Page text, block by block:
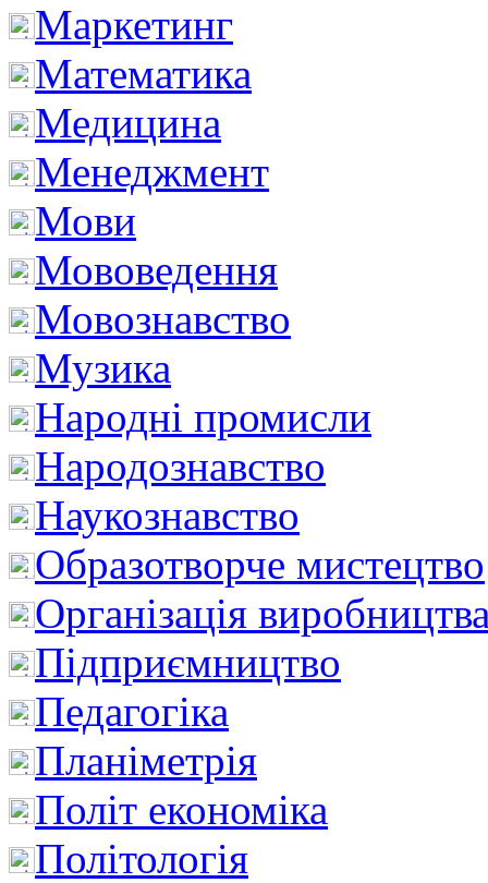
Маркетинг
Математика
Медицина
Менеджмент
Мови
Мововедення
Мовознавство
Музика
Народні промисли
Народознавство
Наукознавство
Образотворче мистецтво
Організація
Підприємництво
Педагогіка
Планіметрія
Політ економіка
Політологія